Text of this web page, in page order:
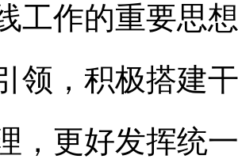
工作的重要思
领，积极搭建
，更好发挥统